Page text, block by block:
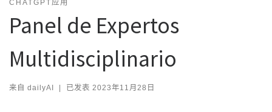
CHATGPT应用
Panel de Expertos
Multidisciplinario
来自 dailyAI | 已发表 2023年11月28日